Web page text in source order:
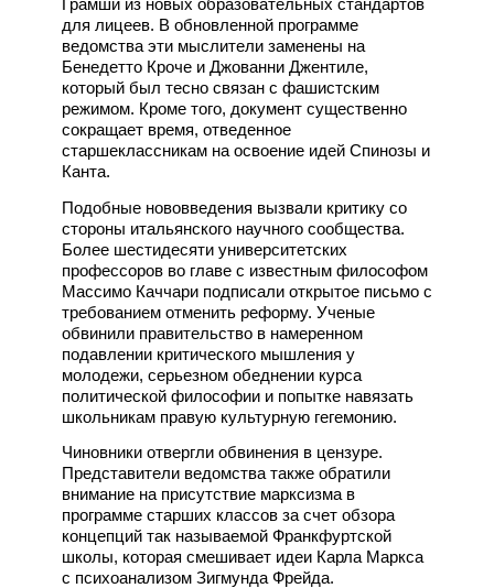
Грамши из новых образовательных стандартов
для лицеев. В обновленной программе
ведомства эти мыслители заменены на
Бенедетто Кроче и Джованни Джентиле,
который был тесно связан с фашистским
режимом. Кроме того, документ существенно
сокращает время, отведенное
старшеклассникам на освоение идей Спинозы и
Канта.
Подобные нововведения вызвали критику со
стороны итальянского научного сообщества.
Более шестидесяти университетских
профессоров во главе с известным философом
Массимо Каччари подписали открытое письмо с
требованием отменить реформу. Ученые
обвинили правительство в намеренном
подавлении критического мышления у
молодежи, серьезном обеднении курса
политической философии и попытке навязать
школьникам правую культурную гегемонию.
Чиновники отвергли обвинения в цензуре.
Представители ведомства также обратили
внимание на присутствие марксизма в
программе старших классов за счет обзора
концепций так называемой Франкфуртской
школы, которая смешивает идеи Карла Маркса
с психоанализом Зигмунда Фрейда.